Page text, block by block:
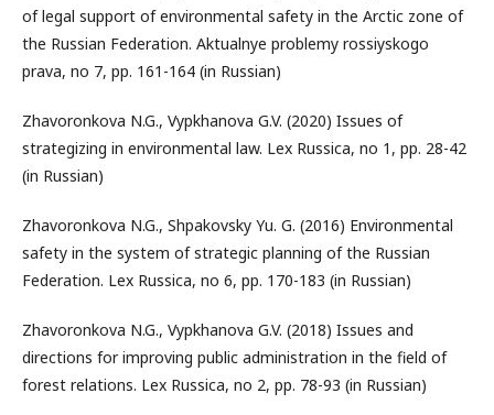
of legal support of environmental safety in the Arctic zone of
the Russian Federation. Aktualnye problemy rossiyskogo
prava, no 7, pp. 161-164 (in Russian)
Zhavoronkova N.G., Vypkhanova G.V. (2020) Issues of
strategizing in environmental law. Lex Russica, no 1, pp. 28-42
(in Russian)
Zhavoronkova N.G., Shpakovsky Yu. G. (2016) Environmental
safety in the system of strategic planning of the Russian
Federation. Lex Russica, no 6, pp. 170-183 (in Russian)
Zhavoronkova N.G., Vypkhanova G.V. (2018) Issues and
directions for improving public administration in the field of
forest relations. Lex Russica, no 2, pp. 78-93 (in Russian)